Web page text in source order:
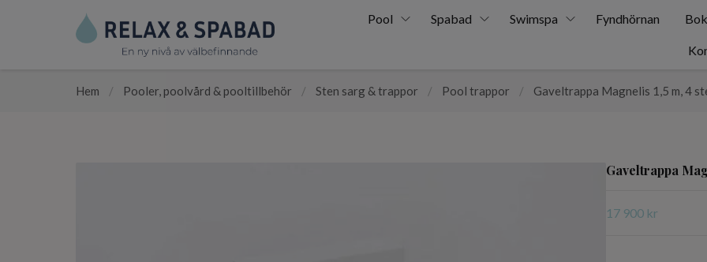
Pool Spabad Swimspa Fyndhörnan
Hem / Pooler, poolvård & pooltillbehör / Sten sarg & trappor / Pool trappor / Gaveltrappa Magnelis 1,5 m, 4
Gaveltrappa
17 900 kr